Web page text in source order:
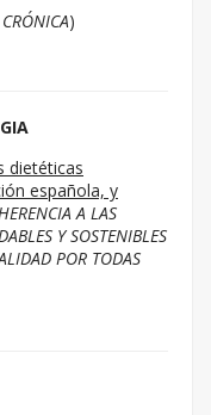
)
dietéticas
española, y
A LAS
Y SOSTENIBLES
POR TODAS